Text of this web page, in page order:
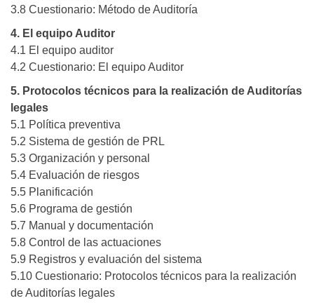
3.8 Cuestionario: Método de Auditoría
4. El equipo Auditor
4.1 El equipo auditor
4.2 Cuestionario: El equipo Auditor
5. Protocolos técnicos para la realización de Auditorías
legales
5.1 Política preventiva
5.2 Sistema de gestión de PRL
5.3 Organización y personal
5.4 Evaluación de riesgos
5.5 Planificación
5.6 Programa de gestión
5.7 Manual y documentación
5.8 Control de las actuaciones
5.9 Registros y evaluación del sistema
5.10 Cuestionario: Protocolos técnicos para la realización
de Auditorías legales